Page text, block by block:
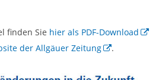
finden Sie hier als PDF-Download
der Allgäuer Zeitung .